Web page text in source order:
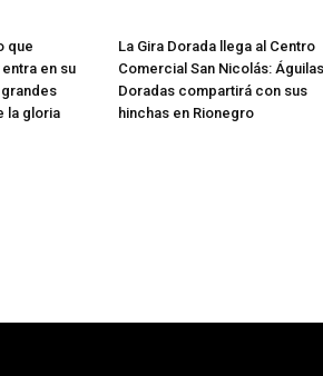
que
en su
la gloria
La Gira Dorada llega al Centro
Comercial San Nicolás: Águilas
Doradas compartirá con sus
hinchas en Rionegro